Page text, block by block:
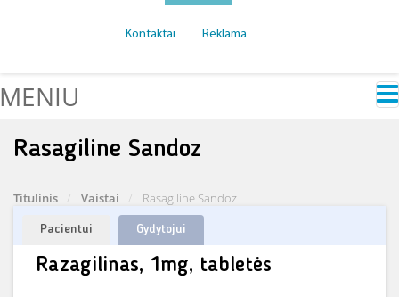
Kontaktai Reklama
MENIU
Rasagiline Sandoz
Titulinis Vaistai Rasagiline Sandoz
Pacientui Gydytojui
Razagilinas, 1mg, tabletės